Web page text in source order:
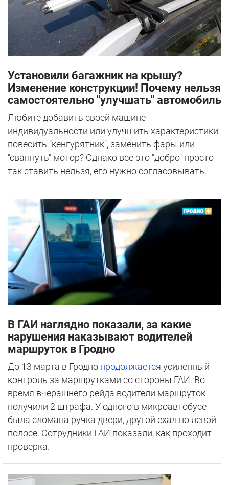
Установили багажник на крышу?
Изменение конструкции! Почему нельзя
самостоятельно "улучшать" автомобиль
Любите добавить своей машине
индивидуальности или улучшить характеристики:
повесить "кенгурятник", заменить фары или
"свапнуть" мотор? Однако все это "добро" просто
так ставить нельзя, его нужно согласовывать.
В ГАИ наглядно показали, за какие
нарушения наказывают водителей
маршруток в Гродно
До 13 марта в Гродно продолжается усиленный
контроль за маршрутками со стороны ГАИ. Во
время вчерашнего рейда водители маршруток
получили 2 штрафа. У одного в микроавтобусе
была сломана ручка двери, другой ехал по левой
полосе. Сотрудники ГАИ показали, как проходит
проверка.